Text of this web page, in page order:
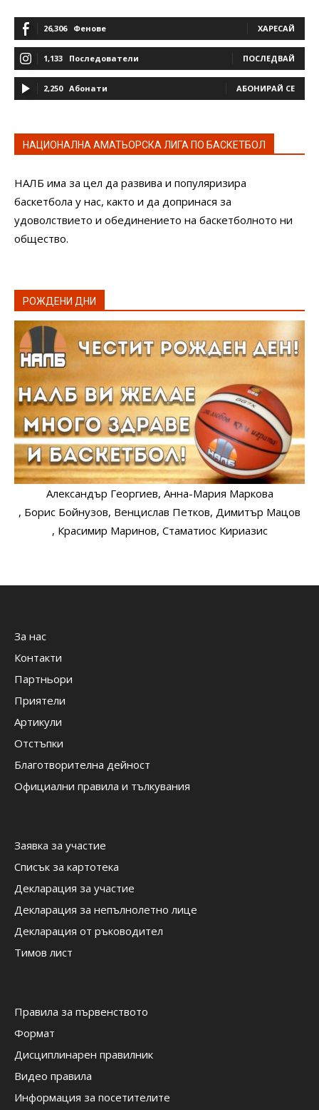
26,306 Фенове ХАРЕСАЙ
1,133 Последователи ПОСЛЕДВАЙ
2,250 Абонати АБОНИРАЙ СЕ
НАЦИОНАЛНА АМАТЬОРСКА ЛИГА ПО БАСКЕТБОЛ
НАЛБ има за цел да развива и популяризира
баскетбола у нас, както и да допринася за
удоволствието и обединението на баскетболното ни
общество.
РОЖДЕНИ ДНИ
Александър Георгиев, Анна-Мария Маркова
, Борис Бойнузов, Венцислав Петков, Димитър Мацов
, Красимир Маринов, Стаматиос Кириазис
За нас
Контакти
Партньори
Приятели
Артикули
Отстъпки
Благотворителна дейност
Официални правила и тълкувания
Заявка за участие
Списък за картотека
Декларация за участие
Декларация за непълнолетно лице
Декларация от ръководител
Тимов лист
Правила за първенството
Формат
Дисциплинарен правилник
Видео правила
Информация за посетителите